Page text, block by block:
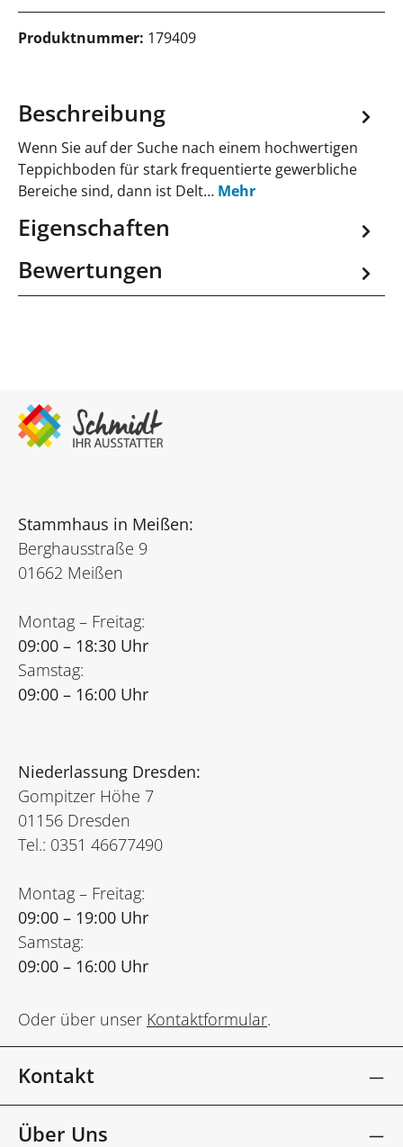
Produktnummer: 179409
Beschreibung
Wenn Sie auf der Suche nach einem hochwertigen
Teppichboden für stark frequentierte gewerbliche
Bereiche sind, dann ist Delt… Mehr
Eigenschaften
Bewertungen
Stammhaus in Meißen:
Berghausstraße 9
01662 Meißen
Montag – Freitag:
09:00 – 18:30 Uhr
Samstag:
09:00 – 16:00 Uhr
Niederlassung Dresden:
Gompitzer Höhe 7
01156 Dresden
Tel.: 0351 46677490
Montag – Freitag:
09:00 – 19:00 Uhr
Samstag:
09:00 – 16:00 Uhr
Oder über unser Kontaktformular.
Kontakt
Über Uns